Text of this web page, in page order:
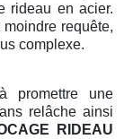
rideau en acier.
requête,
complexe.
promettre une
relâche ainsi
RIDEAU